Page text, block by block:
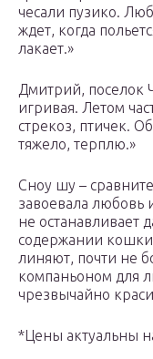
чесали пузико.
ждет, когда
лакает.»
Дмитрий, поселок
игривая. Летом
стрекоз, птичек.
тяжело, терплю.»
Сноу шу –
завоевала
не останавливает
содержании
линяют, почти не
компаньоном для
чрезвычайно
*Цены актуальны